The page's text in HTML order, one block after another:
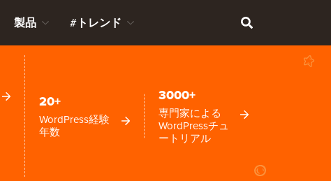
製品 #トレンド
20+
WordPress経験
年数
3000+
専門家による
WordPressチュ
ートリアル